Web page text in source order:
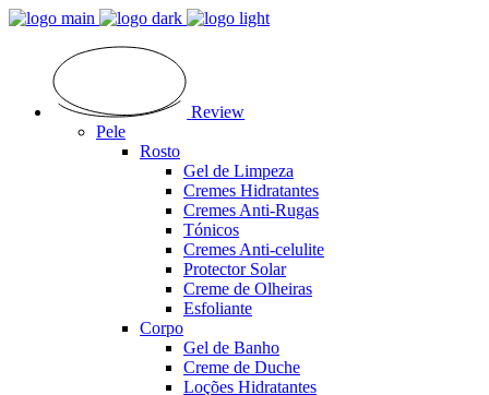
Review
Pele
Rosto
Gel de Limpeza
Cremes Hidratantes
Cremes Anti-Rugas
Tónicos
Cremes Anti-celulite
Protector Solar
Creme de Olheiras
Esfoliante
Corpo
Gel de Banho
Creme de Duche
Loções Hidratantes